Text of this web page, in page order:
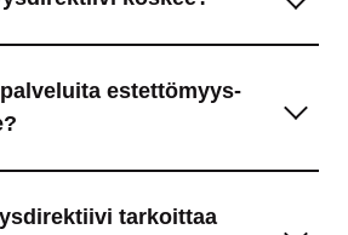
estettömyys­
tarkoittaa